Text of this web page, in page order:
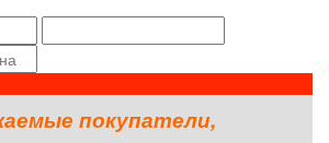
покупатели,